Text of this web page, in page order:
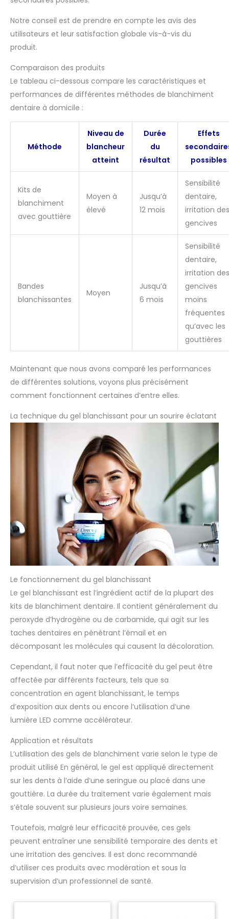
Notre conseil est de prendre en compte les avis des
utilisateurs et leur satisfaction globale vis-à-vis du
produit.
Comparaison des produits
Le tableau ci-dessous compare les caractéristiques et
performances de différentes méthodes de blanchiment
dentaire à domicile :
Méthode
Niveau de
blancheur
atteint
Durée
du
résultat
Effets
possibles
Kits de
blanchiment
avec gouttière
Moyen à
élevé
Jusqu’à
12 mois
Sensibilité
dentaire,
irritation des
gencives
Bandes
blanchissantes
Moyen
Jusqu’à
6 mois
Sensibilité
dentaire,
irritation des
gencives
moins
fréquentes
qu’avec les
gouttières
Maintenant que nous avons comparé les performances
de différentes solutions, voyons plus précisément
comment fonctionnent certaines d’entre elles.
La technique du gel blanchissant pour un sourire éclatant
Le fonctionnement du gel blanchissant
Le gel blanchissant est l’ingrédient actif de la plupart des
kits de blanchiment dentaire. Il contient généralement du
peroxyde d’hydrogène ou de carbamide, qui agit sur les
taches dentaires en pénétrant l’émail et en
décomposant les molécules qui causent la décoloration.
Cependant, il faut noter que l’efficacité du gel peut être
affectée par différents facteurs, tels que sa
concentration en agent blanchissant, le temps
d’exposition aux dents ou encore l’utilisation d’une
lumière LED comme accélérateur.
Application et résultats
L’utilisation des gels de blanchiment varie selon le type de
produit utilisé En général, le gel est appliqué directement
sur les dents à l’aide d’une seringue ou placé dans une
gouttière. La durée du traitement varie également mais
s’étale souvent sur plusieurs jours voire semaines.
Toutefois, malgré leur efficacité prouvée, ces gels
peuvent entraîner une sensibilité temporaire des dents et
une irritation des gencives. Il est donc recommandé
d’utiliser ces produits avec modération et sous la
supervision d’un professionnel de santé.